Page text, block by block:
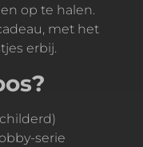
op te halen.
met het
erbij.
serie